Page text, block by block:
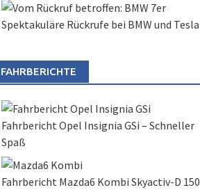
Spektakuläre Rückrufe bei BMW und Tesla
FAHRBERICHTE
Fahrbericht Opel Insignia GSi – Schneller
Spaß
Fahrbericht Mazda6 Kombi Skyactiv-D 150